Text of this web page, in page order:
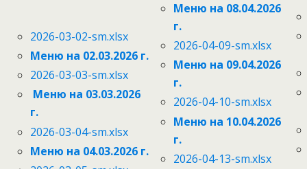
2026-03-02-sm.xlsx
Меню на 02.03.2026 г.
2026-03-03-sm.xlsx
Меню на 03.03.2026
г.
2026-03-04-sm.xlsx
Меню на 04.03.2026 г.
Меню на 08.04.2026
г.
2026-04-09-sm.xlsx
Меню на 09.04.2026
г.
2026-04-10-sm.xlsx
Меню на 10.04.2026
г.
2026-04-13-sm.xlsx